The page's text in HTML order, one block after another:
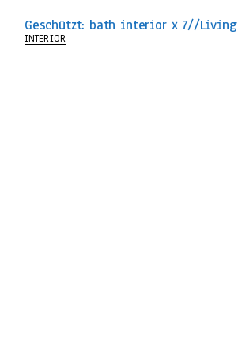
Geschützt: bath interior x 7//Living
INTERIOR